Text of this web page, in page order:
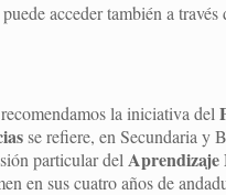
acceder también a
la iniciativa del
se refiere, en Secundaria y
particular del Aprendizaje
en sus cuatro años de